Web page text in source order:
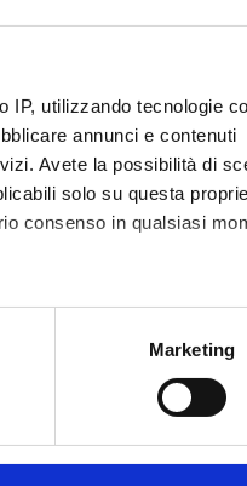
IP, utilizzando tecnologie
annunci e contenuti
Avete la possibilità di
solo su questa
consenso in qualsiasi
di qualche metro,Marketing